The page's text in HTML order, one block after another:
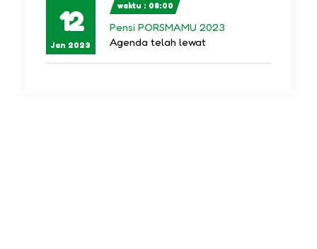
12
Jan 2023
waktu : 08:00
Pensi PORSMAMU 2023
Agenda telah lewat